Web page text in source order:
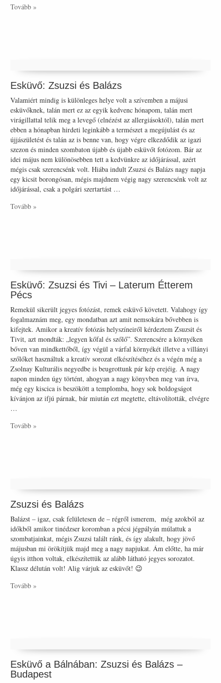
Tovább »
Esküvő: Zsuzsi és Balázs
Valamiért mindig is különleges helye volt a szívemben a májusi
esküvőknek, talán mert ez az egyik kedvenc hónapom, talán mert
virágillattal telik meg a levegő (elnézést az allergiásoktól), talán mert
ebben a hónapban hirdeti leginkább a természet a megújulást és az
újjászületést és talán az is benne van, hogy végre elkezdődik az igazi
szezon és minden szombaton újabb és újabb esküvőt fotózom. Bár az
idei május nem különösebben tett a kedvünkre az időjárással, azért
mégis csak szerencsénk volt. Hiába indult Zsuzsi és Balázs nagy napja
egy kicsit borongósan, mégis majdnem végig nagy szerencsénk volt az
időjárással, csak a polgári szertartást …
Tovább »
Esküvő: Zsuzsi és Tivi – Laterum Étterem
Pécs
Remekül sikerült jegyes fotózást, remek esküvő követett. Valahogy így
fogalmaznám meg, egy mondatban azt amit nemsokára bővebben is
kifejtek. Amikor a kreatív fotózás helyszíneiről kérdeztem Zsuzsit és
Tivit, azt mondták: „legyen kőfal és szőlő”. Szerencsére a környéken
bőven van mindkettőből, így végül a várfal környékét illetve a villányi
szőlőket használtuk a kreatív sorozat elkészítéséhez és a végén még a
Zsolnay Kulturális negyedbe is beugrottunk pár kép erejéig. A nagy
napon minden úgy történt, ahogyan a nagy könyvben meg van írva,
még egy kiscica is beszökött a templomba, hogy sok boldogságot
kívánjon az ifjú párnak, bár miután ezt megtette, eltávolították, elvégre
…
Tovább »
Zsuzsi és Balázs
Balázst – igaz, csak felületesen de – régről ismerem, még azokból az
időkből amikor tinédzser koromban a pécsi jégpályán múlattuk a
szombatjainkat, mégis Zsuzsi talált ránk, és így alakult, hogy jövő
májusban mi örökítjük majd meg a nagy napjukat. Ám előtte, ha már
úgyis itthon voltak, elkészítettük az alább látható jegyes sorozatot.
Klassz délután volt! Alig várjuk az esküvőt! 😉
Tovább »
Esküvő a Bálnában: Zsuzsi és Balázs –
Budapest